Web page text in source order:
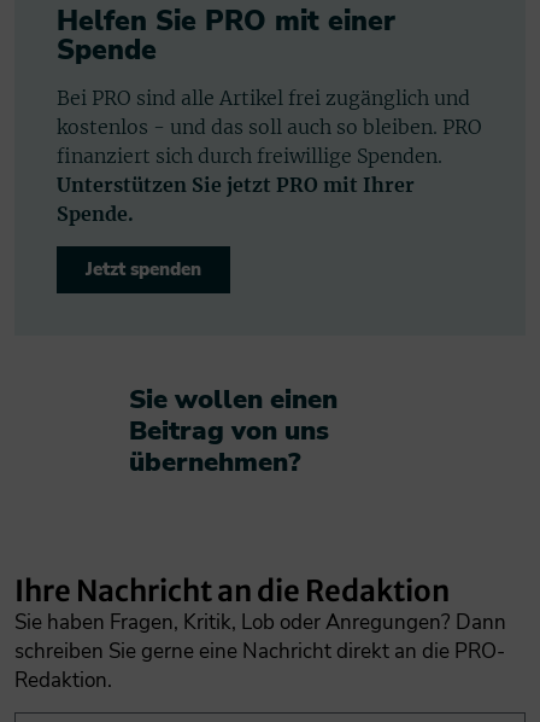
Helfen Sie PRO mit einer
Spende
Bei PRO sind alle Artikel frei zugänglich und
kostenlos - und das soll auch so bleiben. PRO
finanziert sich durch freiwillige Spenden.
Unterstützen Sie jetzt PRO mit Ihrer
Spende.
Jetzt spenden
Sie wollen einen
Beitrag von uns
übernehmen?​
Ihre Nachricht an die Redaktion
Sie haben Fragen, Kritik, Lob oder Anregungen? Dann
schreiben Sie gerne eine Nachricht direkt an die PRO-
Redaktion.